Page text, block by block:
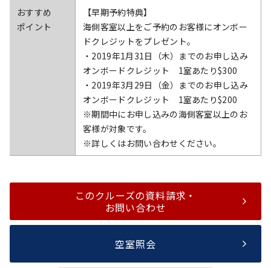
おすすめ
ポイント
【早期予約特典】
海側客室以上をご予約のお客様にオンボー
ドクレジットをプレゼント。
・2019年1月31日（木）までのお申し込み
オンボードクレジット 1室あたり$300
・2019年3月29日（金）までのお申し込み
オンボードクレジット 1室あたり$200
※期間中にお申し込みの海側客室以上のお
客様が対象です。
※詳しくはお問い合わせください。
このクルーズの資料請求・
お問い合わせ
空室照会